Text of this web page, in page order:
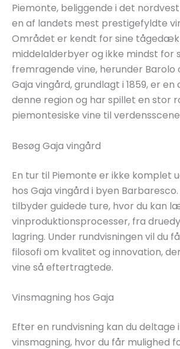
Piemonte, beliggende i det
en af landets mest prestigefyldte
Området er kendt for sine
middelalderbyer og ikke mindst for
fremragende vine, herunder Barolo
Gaja vingård, grundlagt i 1859, er
denne region og har spillet en stor
piemontesiske vine til
Besøg Gaja vingård
En tur til Piemonte er ikke komplet
hos Gaja vingård i byen
tilbyder guidede ture, hvor du kan
vinproduktionsprocesser, fra
lagring. Under rundvisningen vil du
filosofi om kvalitet og innovation,
vine så eftertragtede.
Vinsmagning hos Gaja
Efter en rundvisning kan du deltage
vinsmagning, hvor du får mulighed